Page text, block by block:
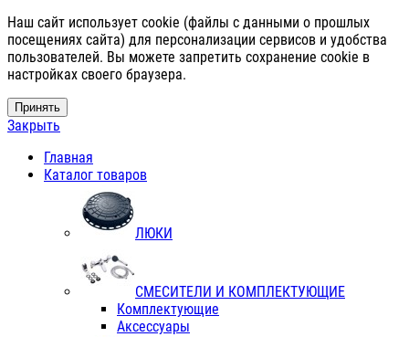
Наш сайт использует cookie (файлы с данными о прошлых
посещениях сайта) для персонализации сервисов и удобства
пользователей. Вы можете запретить сохранение cookie в
настройках своего браузера.
Принять
Закрыть
Главная
Каталог товаров
ЛЮКИ
СМЕСИТЕЛИ И КОМПЛЕКТУЮЩИЕ
Комплектующие
Аксессуары